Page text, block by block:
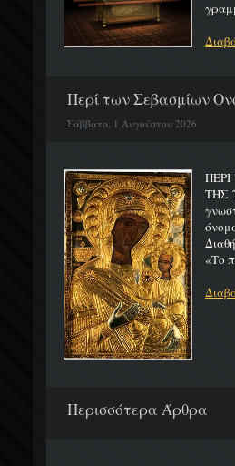
Περί των Σεβασμίων
Σάββατο, 1 Αυγούστου 2026
ΤΗΣ
«Το
Περισσότερα Άρθρα